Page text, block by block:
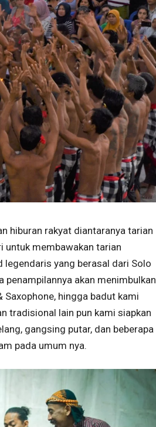
hiburan rakyat diantaranya tarian
untuk membawakan tarian
legendaris yang berasal dari Solo
penampilannya akan menimbulkan
Saxophone, hingga badut kami
tradisional lain pun kami siapkan
gangsing putar, dan beberapa
pada umum nya.